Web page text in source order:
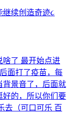
续创造奇迹૮
了 最开始点进
面打了疫苗，每
景音了，后面就
的，所以你们要
去（可口可乐 百